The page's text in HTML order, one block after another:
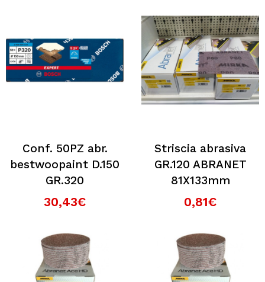
Conf. 50PZ abr.
bestwoopaint D.150
GR.320
30,43€
Striscia abrasiva
GR.120 ABRANET
81X133mm
0,81€